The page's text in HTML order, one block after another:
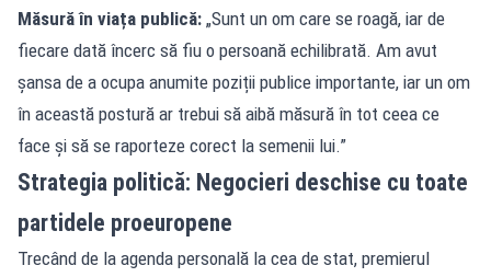
Măsură în viața publică: „Sunt un om care se roagă, iar de
fiecare dată încerc să fiu o persoană echilibrată. Am avut
șansa de a ocupa anumite poziții publice importante, iar un om
în această postură ar trebui să aibă măsură în tot ceea ce
face și să se raporteze corect la semenii lui.”
Strategia politică: Negocieri deschise cu toate
partidele proeuropene
Trecând de la agenda personală la cea de stat, premierul